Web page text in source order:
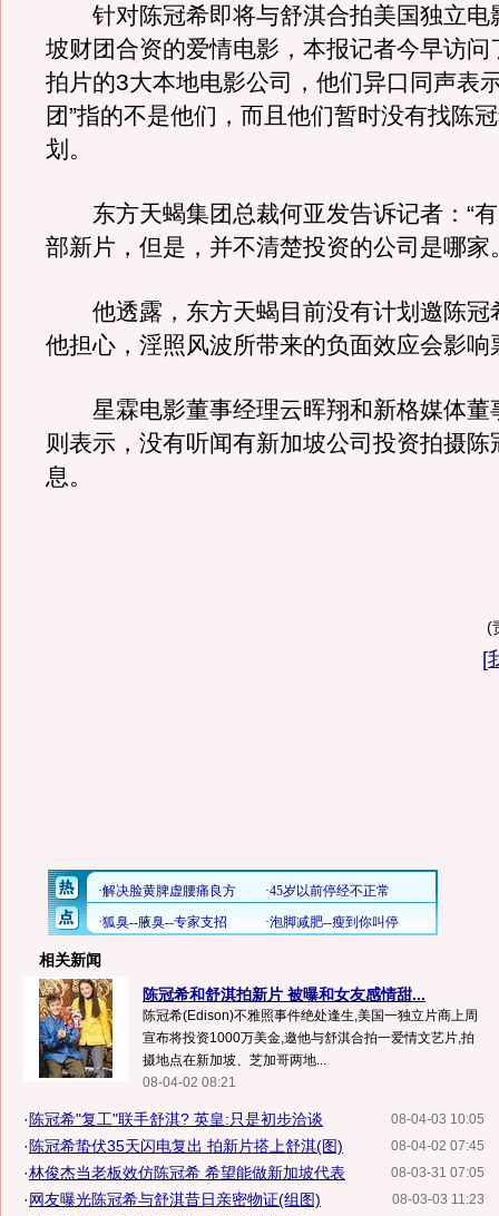
针对陈冠希即将与舒淇合拍美国独立电
坡财团合资的爱情电影，本报记者今早访问
拍片的3大本地电影公司，他们异口同声表
团”指的不是他们，而且他们暂时没有找陈
划。
东方天蝎集团总裁何亚发告诉记者：“有
部新片，但是，并不清楚投资的公司是哪家
他透露，东方天蝎目前没有计划邀陈冠
他担心，淫照风波所带来的负面效应会影响
星霖电影董事经理云晖翔和新格媒体董
则表示，没有听闻有新加坡公司投资拍摄陈
息。
(
[
相关新闻
陈冠希和舒淇拍新片 被曝和女友感情甜...
陈冠希(Edison)不雅照事件绝处逢生,美国一独立片商上周
宣布将投资1000万美金,邀他与舒淇合拍一爱情文艺片,拍
摄地点在新加坡、芝加哥两地...
08-04-02 08:21
08-04-03 10:05
· 陈冠希"复工"联手舒淇? 英皇:只是初步洽谈
08-04-02 07:45
· 陈冠希蛰伏35天闪电复出 拍新片搭上舒淇(图)
08-03-31 07:05
·林俊杰当老板效仿陈冠希 希望能做新加坡代表
08-03-03 11:23
·网友曝光陈冠希与舒淇昔日亲密物证(组图)